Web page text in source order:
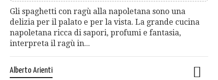
Gli spaghetti con ragù alla napoletana sono una
delizia per il palato e per la vista. La grande cucina
napoletana ricca di sapori, profumi e fantasia,
interpreta il ragù in...
Alberto Arienti